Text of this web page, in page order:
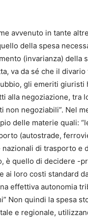
avvenuto in tante
della spesa
(invarianza) della
va da sé che il
gli emeriti giuristi
alla negoziazione, tra
non negoziabili”. Nel
delle materie quali:
(autostrade,
di trasporto e
è quello di decidere -
ai loro costi standard
effettiva autonomia
Non quindi la spesa
e regionale,